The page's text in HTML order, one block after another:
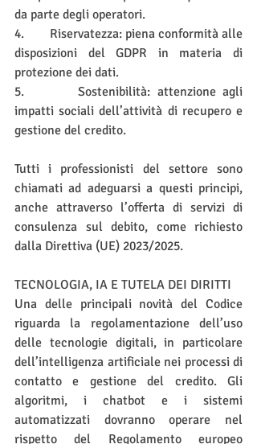
da parte degli operatori.
4.        Riservatezza: piena conformità alle
disposizioni del GDPR in materia di
protezione dei dati.
5.        Sostenibilità: attenzione agli
impatti sociali dell’attività di recupero e
gestione del credito.
Tutti i professionisti del settore sono
chiamati ad adeguarsi a questi principi,
anche attraverso l’offerta di servizi di
consulenza sul debito, come richiesto
dalla Direttiva (UE) 2023/2025.
TECNOLOGIA, IA E TUTELA DEI DIRITTI
Una delle principali novità del Codice
riguarda la regolamentazione dell’uso
delle tecnologie digitali, in particolare
dell’intelligenza artificiale nei processi di
contatto e gestione del credito. Gli
algoritmi, i chatbot e i sistemi
automatizzati dovranno operare nel
rispetto del Regolamento europeo